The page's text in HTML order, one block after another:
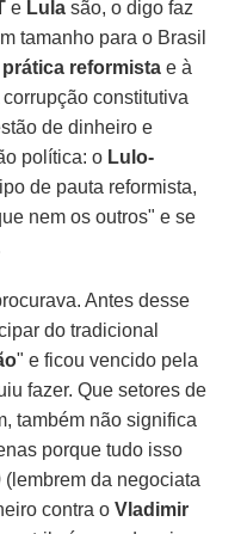
e Lula são, o digo faz
tamanho para o Brasil
prática reformista e à
constitutiva
de dinheiro e
política: o Lulo-
de pauta reformista,
nem os outros" e se
Antes desse
do tradicional
" e ficou vencido pela
fazer. Que setores de
também não significa
porque tudo isso
da negociata
contra oVladimir